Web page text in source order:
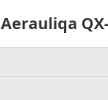
Aerauliqa